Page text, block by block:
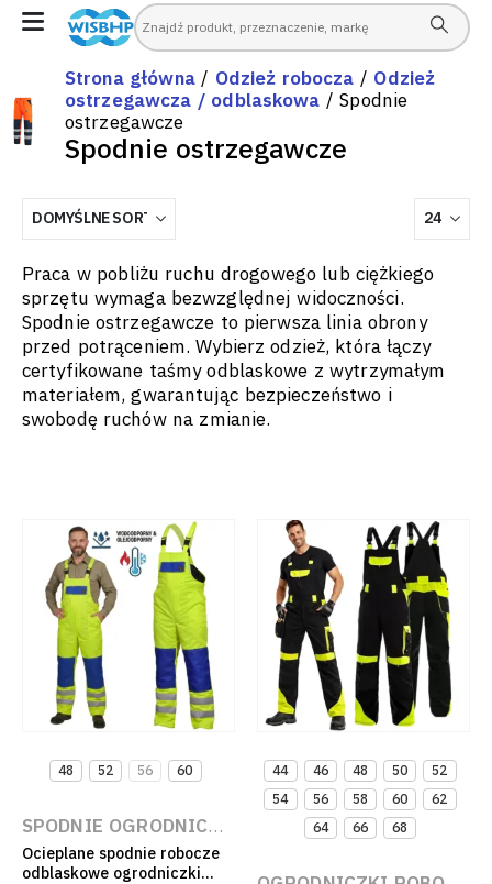
Strona główna/ Odzież robocza / Odzież
ostrzegawcza / odblaskowa / Spodnie
ostrzegawcze
Spodnie ostrzegawcze
Praca w pobliżu ruchu drogowego lub ciężkiego
sprzętu wymaga bezwzględnej widoczności.
Spodnie ostrzegawcze to pierwsza linia obrony
przed potrąceniem. Wybierz odzież, która łączy
certyfikowane taśmy odblaskowe z wytrzymałym
materiałem, gwarantując bezpieczeństwo i
swobodę ruchów na zmianie.
48 52 56 60
SPODNIE OGRODNICZKI ROBOCZE OCIEPLANE
Ocieplane spodnie robocze
odblaskowe ogrodniczki
44 46 48 50
52
54
56 58 60
62
64
66 68